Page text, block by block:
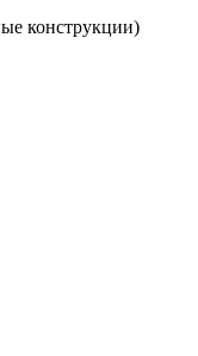
конструкции)